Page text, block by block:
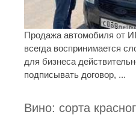
Продажа автомобиля от
всегда воспринимается
для бизнеса
подписывать договор, ...
Вино: сорта